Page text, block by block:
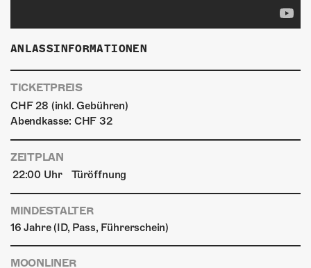
ANLASSINFORMATIONEN
TICKETPREIS
CHF 28 (inkl. Gebühren)
Abendkasse: CHF 32
ZEITPLAN
22:00 Uhr
Türöffnung
MINDESTALTER
16 Jahre (ID, Pass, Führerschein)
MOONLINER